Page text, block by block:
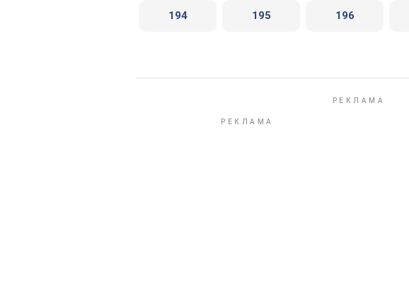
194 195 196